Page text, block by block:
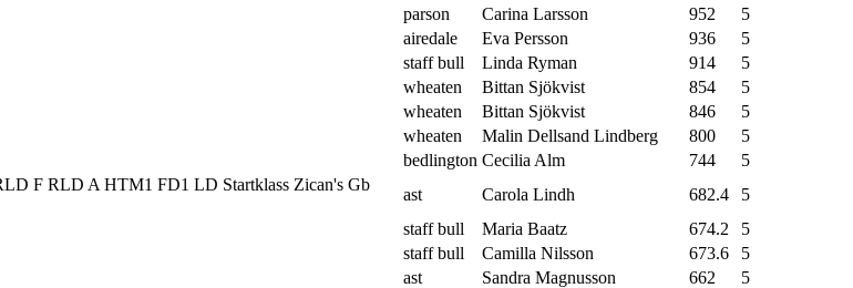
parson Carina Larsson 952
5
airedale Eva Persson 936
5
staff bull Linda Ryman 914
5
wheaten Bittan Sjökvist 854
5
wheaten Bittan Sjökvist 846
5
wheaten Malin Dellsand Lindberg 800
5
bedlington Cecilia Alm 744
5
F RLD A HTM1 FD1 LD Startklass Zican's Gb
ast Carola Lindh 682.4
5
staff bull Maria Baatz 674.2
5
staff bull Camilla Nilsson 673.6
5
ast Sandra Magnusson 662
5